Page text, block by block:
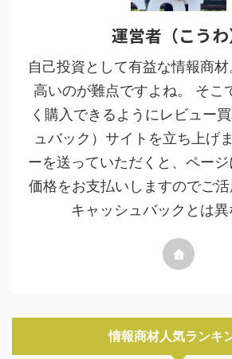
運営者（こうわ
自己投資として有益な情報商
高いのが難点ですよね。 そこ
く購入できるようにレビュー
ュバック）サイトを立ち上げ
ーを送っていただくと、ペー
価格をお支払いしますのでご
キャッシュバックとは
情報商材人気ランキ